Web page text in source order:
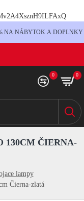
NA NÁBYTOK A DOPLNKY
0 0
lampy
Čierna-zlatá
130CM ČIERNA-